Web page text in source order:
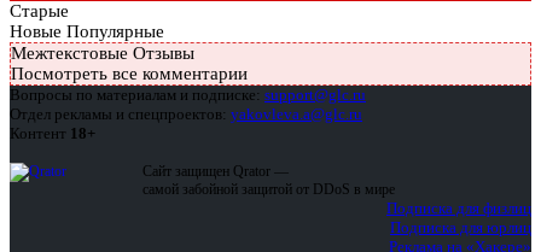
Старые
Новые Популярные
Межтекстовые Отзывы
Посмотреть все комментарии
Вопросы по материалам и подписке: support@glc.ru
Отдел рекламы и спецпроектов: yakovleva.a@glc.ru
Контент 18+
Сайт защищен Qrator —
самой забойной защитой от DDoS в мире
Подписка для физлиц
Подписка для юрлиц
Реклама на «Хакере»